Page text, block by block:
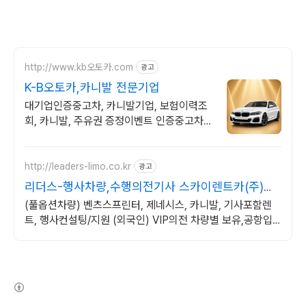
http://www.kb오토카.com 광고
K-B오토카,카니발 전문기업
대기업인증중고차, 카니발기업, 보험이력조
회, 카니발, 주유권 증정이벤트 인증중고차 7
http://leaders-limo.co.kr 광고
리더스-행사차량,수행의전기사 스카이렌트카(주)리
더스리무진
(풀옵션차량) 벤츠스프린터, 제네시스, 카니발, 기사포함렌
트, 행사컨설팅/지원 (외국인) VIP의전 차량별 보유,공항입